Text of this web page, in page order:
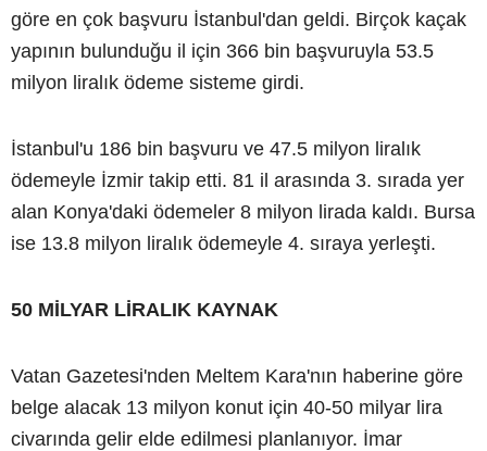
göre en çok başvuru İstanbul'dan geldi. Birçok kaçak
yapının bulunduğu il için 366 bin başvuruyla 53.5
milyon liralık ödeme sisteme girdi.
İstanbul'u 186 bin başvuru ve 47.5 milyon liralık
ödemeyle İzmir takip etti. 81 il arasında 3. sırada yer
alan Konya'daki ödemeler 8 milyon lirada kaldı. Bursa
ise 13.8 milyon liralık ödemeyle 4. sıraya yerleşti.
50 MİLYAR LİRALIK KAYNAK
Vatan Gazetesi'nden Meltem Kara'nın haberine göre
belge alacak 13 milyon konut için 40-50 milyar lira
civarında gelir elde edilmesi planlanıyor. İmar